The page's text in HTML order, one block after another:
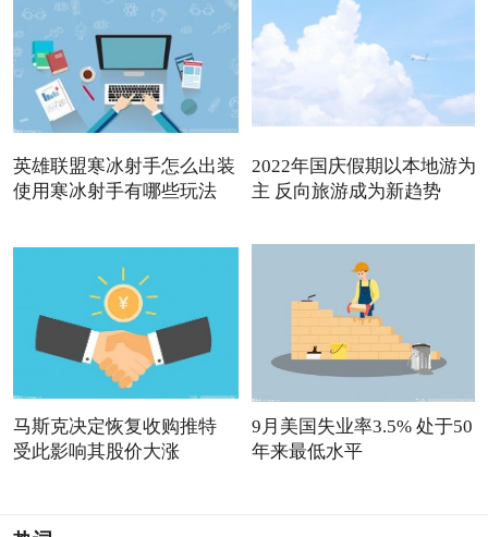
英雄联盟寒冰射手怎么出装
使用寒冰射手有哪些玩法
2022年国庆假期以本地游为
主 反向旅游成为新趋势
马斯克决定恢复收购推特
受此影响其股价大涨
9月美国失业率3.5% 处于50
年来最低水平